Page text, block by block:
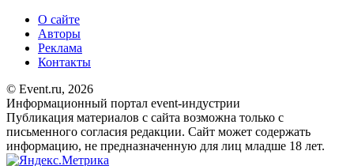
О сайте
Авторы
Реклама
Контакты
© Event.ru, 2026
Информационный портал event-индустрии
Публикация материалов с сайта возможна только с
письменного согласия редакции. Сайт может содержать
информацию, не предназначенную для лиц младше 18 лет.